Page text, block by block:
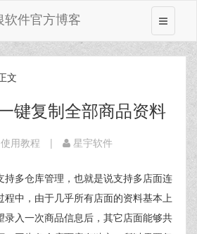
件官方博客
文
键复制全部商品资料
使用教程 | 星宇软件
持多仓库管理，也就是说支持多店面连
程中，由于几乎所有店面的资料基本上
录入一次商品信息后，其它店面能够共